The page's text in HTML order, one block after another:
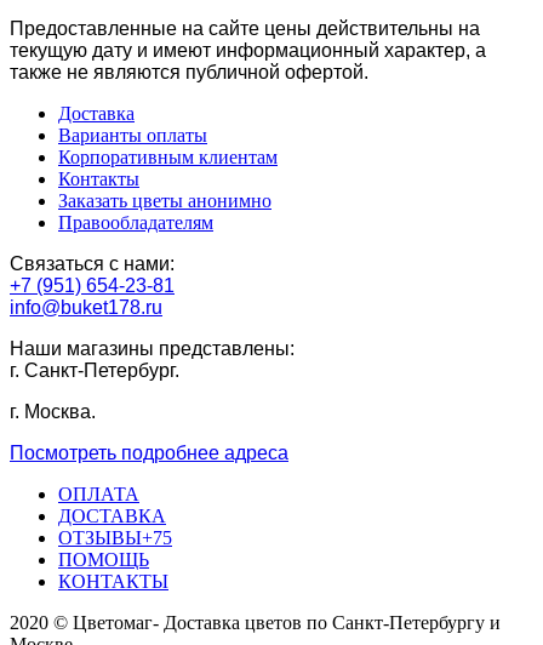
Предоставленные на сайте цены действительны на
текущую дату и имеют информационный характер, а
также не являются публичной офертой.
Доставка
Варианты оплаты
Корпоративным клиентам
Контакты
Заказать цветы анонимно
Правообладателям
Связаться с нами:
+7 (951) 654-23-81
info@buket178.ru
Наши магазины представлены:
г. Санкт-Петербург.
г. Москва.
Посмотреть подробнее адреса
ОПЛАТА
ДОСТАВКА
ОТЗЫВЫ+75
ПОМОЩЬ
КОНТАКТЫ
2020 © Цветомаг- Доставка цветов по Санкт-Петербургу и